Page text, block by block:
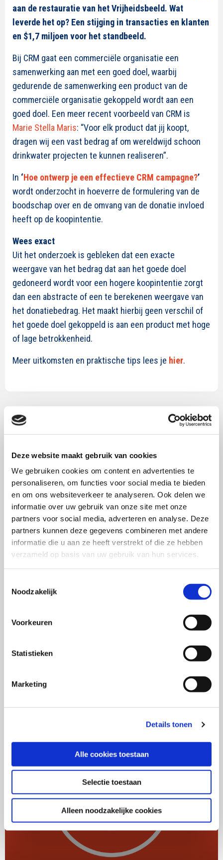
Deze website maakt gebruik van cookies
We gebruiken cookies om content en advertenties te
personaliseren, om functies voor social media te bieden
en om ons websiteverkeer te analyseren. Ook delen we
informatie over uw gebruik van onze site met onze
partners voor social media, adverteren en analyse. Deze
partners kunnen deze gegevens combineren met andere
informatie die u aan ze heeft verstrekt of die ze hebben
verzameld op basis van uw gebruik van hun services.
Noodzakelijk
Voorkeuren
Statistieken
Marketing
Details tonen
Alle cookies toestaan
Selectie toestaan
Alleen noodzakelijke cookies
aan de restauratie van het Vrijheidsbeeld. Wat
leverde het op? Een stijging in transacties en klanten
en $1,7 miljoen voor het standbeeld.
Bij CRM gaat een commerciële organisatie een
samenwerking aan met een goed doel, waarbij
gedurende de samenwerking een product van de
commerciële organisatie gekoppeld wordt aan een
goed doel. Een meer recent voorbeeld van CRM is
Marie Stella Maris: “Voor elk product dat jij koopt,
dragen wij een vast bedrag af om wereldwijd schoon
drinkwater projecten te kunnen realiseren”.
In ‘Hoe ontwerp je een effectieve CRM campagne?’
wordt onderzocht in hoeverre de formulering van de
boodschap over en de omvang van de donatie invloed
heeft op de koopintentie.
Wees exact
Uit het onderzoek is gebleken dat een exacte
weergave van het bedrag dat aan het goede doel
gedoneerd wordt voor een hogere koopintentie zorgt
dan een abstracte of een te berekenen weergave van
het donatiebedrag. Het maakt hierbij geen verschil of
het goede doel gekoppeld is aan een product met hoge
of lage betrokkenheid.
Meer uitkomsten en praktische tips lees je hier.
Meer over dit onderwerp
Lees
verder
contentmarketing
wetenschap